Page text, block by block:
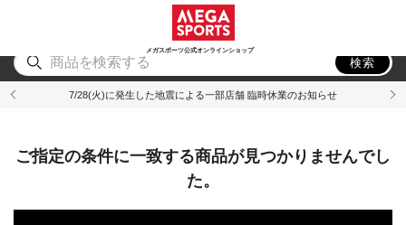
メガスポーツ公式オンラインショップ
アウトドア
検索
7/28(火)に発生した地震による一部店舗 臨時休業のお知らせ
ご指定の条件に一致する商品が見つかりませんでし
た。